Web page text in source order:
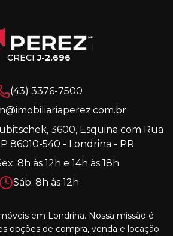
CRECIJ-2.696
(43) 3376-7500
3600, Esquina com Rua
86010-540 - Londrina - PR
8h às 12h e 14h às 18h
Sáb: 8h às 12h
em Londrina. Nossa missão é
opções de compra, venda e locação